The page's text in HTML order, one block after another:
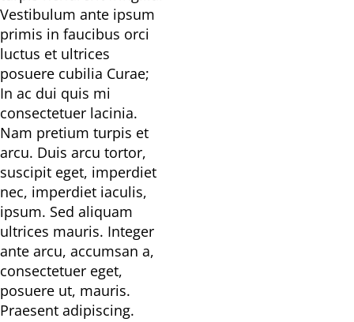
Vestibulum ante ipsum
primis in faucibus orci
luctus et ultrices
posuere cubilia Curae;
In ac dui quis mi
consectetuer lacinia.
Nam pretium turpis et
arcu. Duis arcu tortor,
suscipit eget, imperdiet
nec, imperdiet iaculis,
ipsum. Sed aliquam
ultrices mauris. Integer
ante arcu, accumsan a,
consectetuer eget,
posuere ut, mauris.
Praesent adipiscing.